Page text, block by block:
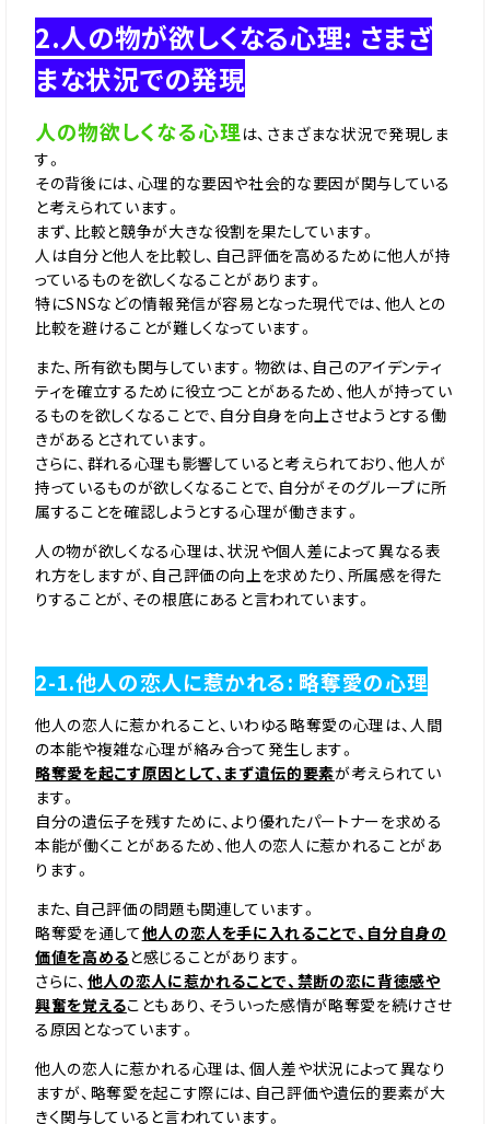
2.人の物が欲しくなる心理: さまざ
まな状況での発現
人の物欲しくなる心理 は、さまざまな状況で発現しま
す。
その背後には、心理的な要因や社会的な要因が関与している
と考えられています。
まず、比較と競争が大きな役割を果たしています。
人は自分と他人を比較し、自己評価を高めるために他人が持
っているものを欲しくなることがあります。
特にSNSなどの情報発信が容易となった現代では、他人との
比較を避けることが難しくなっています。
また、所有欲も関与しています。物欲は、自己のアイデンティ
ティを確立するために役立つことがあるため、他人が持ってい
るものを欲しくなることで、自分自身を向上させようとする働
きがあるとされています。
さらに、群れる心理も影響していると考えられており、他人が
持っているものが欲しくなることで、自分がそのグループに所
属することを確認しようとする心理が働きます。
人の物が欲しくなる心理は、状況や個人差によって異なる表
れ方をしますが、自己評価の向上を求めたり、所属感を得た
りすることが、その根底にあると言われています。
2-1.他人の恋人に惹かれる: 略奪愛の心理
他人の恋人に惹かれること、いわゆる略奪愛の心理は、人間
の本能や複雑な心理が絡み合って発生します。
略奪愛を起こす原因として、まず遺伝的要素が考えられてい
ます。
自分の遺伝子を残すために、より優れたパートナーを求める
本能が働くことがあるため、他人の恋人に惹かれることがあ
ります。
また、自己評価の問題も関連しています。
略奪愛を通して他人の恋人を手に入れることで、自分自身の
価値を高めると感じることがあります。
さらに、 他人の恋人に惹かれることで、禁断の恋に背徳感や
興奮を覚えることもあり、そういった感情が略奪愛を続けさせ
る原因となっています。
他人の恋人に惹かれる心理は、個人差や状況によって異なり
ますが、略奪愛を起こす際には、自己評価や遺伝的要素が大
きく関与していると言われています。